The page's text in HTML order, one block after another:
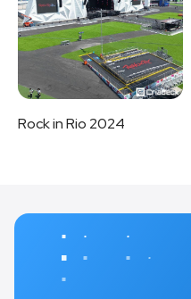
Rock in Rio 2024